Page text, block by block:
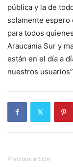
pública y la de
solamente espero
para todos
Araucanía Sur y
están en el día a
nuestros
Previous article